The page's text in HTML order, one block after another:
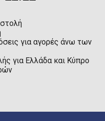
για αγορές άνω των
για Ελλάδα και Κύπρο